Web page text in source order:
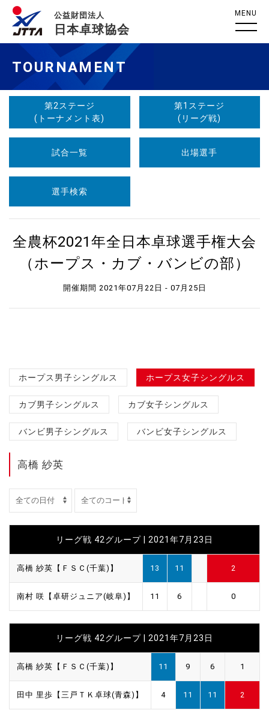
公益財団法人
日本卓球協会
MENU
TOURNAMENT
第2ステージ
(トーナメント表)
第1ステージ
(リーグ戦)
試合一覧 出場選手
選手検索
全農杯2021年全日本卓球選手権大会
（ホープス・カブ・バンビの部）
開催期間 2021年07月22日 - 07月25日
ホープス男子シングルス ホープス女子シングルス
カブ男子シングルス カブ女子シングルス
バンビ男子シングルス バンビ女子シングルス
高橋 紗英
リーグ戦 42グループ | 2021年7月23日
高橋 紗英【ＦＳＣ(千葉)】 13 11 2
南村 咲【卓研ジュニア(岐阜)】 11 6 0
リーグ戦 42グループ | 2021年7月23日
高橋 紗英【ＦＳＣ(千葉)】 11 9 6 1
田中 里歩【三戸ＴＫ卓球(青森)】 4 11 11 2